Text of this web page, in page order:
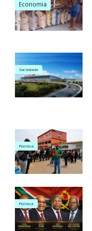
Economia
Sociedade
Politica
Politica